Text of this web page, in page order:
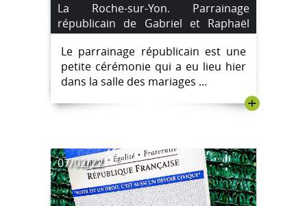
La Roche-sur-Yon. Parrainage
républicain de Gabriel et Raphaël
Saroyan.
Le parrainage républicain est une
petite cérémonie qui a eu lieu hier
dans la salle des mariages ...
+
07/02/22